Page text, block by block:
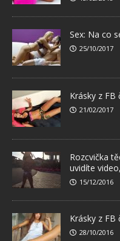
Sex: Na co
25/10/2017
Krásky z FB
21/02/2017
Rozcvička
uvidíte
15/12/2016
Krásky z FB
28/10/2016